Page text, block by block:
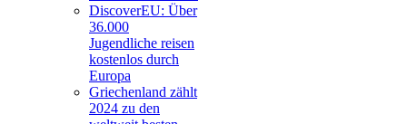
DiscoverEU: Über
36.000
Jugendliche reisen
kostenlos durch
Europa
Griechenland zählt
2024 zu den